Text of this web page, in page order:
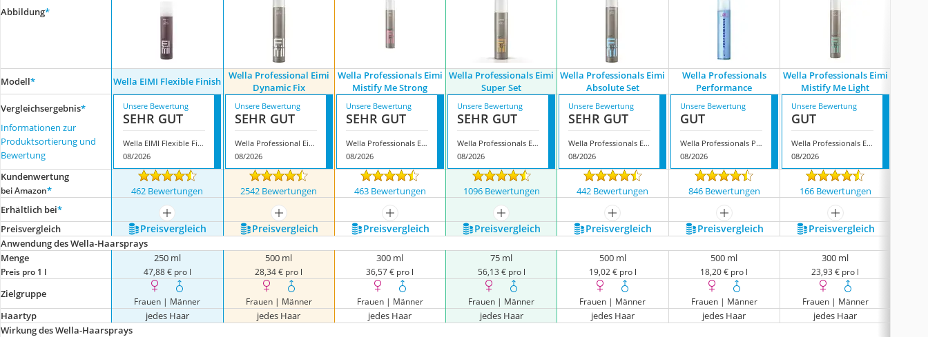
Abbildung*
Modell* Wella EIMI Flexible Finish
Wella Professional Eimi
Dynamic Fix
Wella Professionals Eimi
Mistify Me Strong
Wella Professionals Eimi
Super Set
Wella Professionals Eimi
Absolute Set
Wella Professionals
Performance
Wella Professionals Eimi
Mistify Me Light
Vergleichsergebnis*
Informationen zur
Produktsortierung und
Bewertung
Unsere Bewertung
SEHR GUT
Wella EIMI Flexible Finish
08/2026
Unsere Bewertung
SEHR GUT
Wella Professional Eimi Dynamic Fix
08/2026
Unsere Bewertung
SEHR GUT
Wella Professionals Eimi Mistify Me Strong
08/2026
Unsere Bewertung
SEHR GUT
Wella Professionals Eimi Super Set
08/2026
Unsere Bewertung
SEHR GUT
Wella Professionals Eimi Absolute Set
08/2026
Unsere Bewertung
GUT
Wella Professionals Performance
08/2026
Unsere Bewertung
GUT
Wella Professionals Eimi Mistify Me Light
08/2026
Kundenwertung
bei Amazon* 462 Bewertungen 2542 Bewertungen 463 Bewertungen 1096 Bewertungen 442 Bewertungen 846 Bewertungen 166 Bewertungen
Erhältlich bei*
mehr anzeigen mehr anzeigen mehr anzeigen mehr anzeigen mehr anzeigen mehr anzeigen
mehr anzeigen
Preis­vergleich
Preis­vergleich Preis­vergleich Preis­vergleich Preis­vergleich Preis­vergleich Preis­vergleich Preis­vergleich
Anwendung des Wella-Haarsprays
Menge
Preis pro 1 l
250 ml
47,88 € pro l
500 ml
28,34 € pro l
300 ml
36,57 € pro l
75 ml
56,13 € pro l
500 ml
19,02 € pro l
500 ml
18,20 € pro l
300 ml
23,93 € pro l
Zielgruppe
Frauen | Männer Frauen | Männer Frauen | Männer Frauen | Männer Frauen | Männer Frauen | Männer Frauen | Männer
Haartyp jedes Haar jedes Haar jedes Haar jedes Haar jedes Haar jedes Haar jedes Haar
Wirkung des Wella-Haarsprays